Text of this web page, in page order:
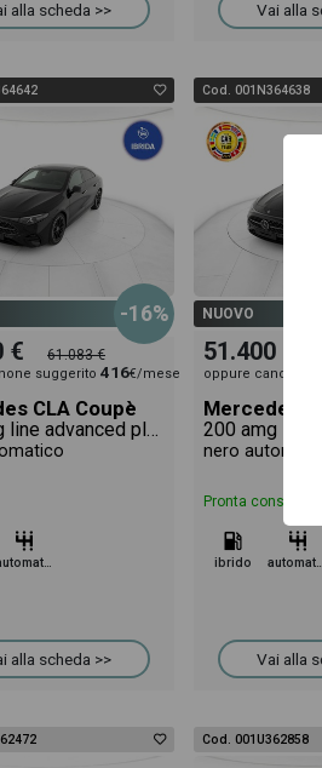
alla scheda >> Vai alla
-16%
€ 61.083 €
suggerito 416€/mese
CLA Coupè
automatico
alla scheda >>
Cod. 001N364638
NUOVO
51.400 €
oppure canone
Mercedes
nero
Pronta consegna
ibrido automatico
Vai alla
Cod. 001U362858